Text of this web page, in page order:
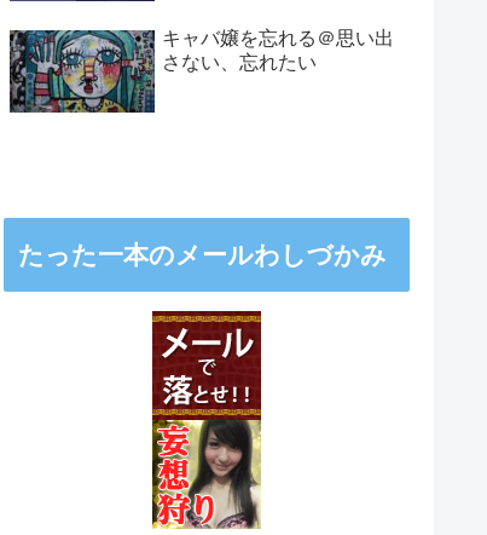
キャバ嬢を忘れる＠思い出
さない、忘れたい
たった一本のメールわしづかみ